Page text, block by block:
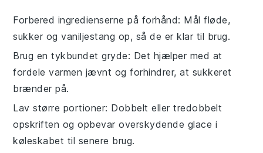
Forbered ingredienserne på forhånd: Målfløde,
sukker ogvaniljestang op, så de er klar til brug.
Brug en tykbundet gryde: Det hjælper med at
fordele varmen jævnt og forhindrer, at sukkeret
brænder på.
Lav større portioner: Dobbelt eller tredobbelt
opskriften og opbevar overskydende glace i
køleskabet til senere brug.